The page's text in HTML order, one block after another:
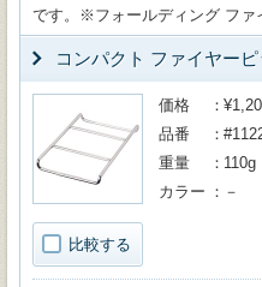
です。※フォールディング ファ
コンパクト ファイヤー
比較する
価格
品番
重量
110g
カラー
－